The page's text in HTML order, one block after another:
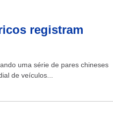
registram
uma série de pares chineses
de veículos...